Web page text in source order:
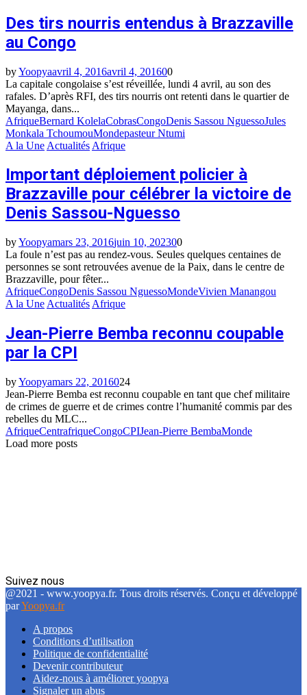
Des tirs nourris entendus à Brazzaville
au Congo
byYoopyaavril 4, 2016avril 4, 201600
La capitale congolaise s’est réveillée, lundi 4 avril, au son des
rafales. D’après RFI, des tirs nourris ont retenti dans le quartier de
Mayanga, dans...
AfriqueBernard KolelaCobrasCongoDenis Sassou NguessoJules
Monkala TchoumouMondepasteur Ntumi
A la Une Actualités Afrique
Important déploiement policier à
Brazzaville pour célébrer la victoire de
Denis Sassou-Nguesso
byYoopyamars 23, 2016juin 10, 202300
La foule n’est pas au rendez-vous. Seules quelques centaines de
personnes se sont retrouvées avenue de la Paix, dans le centre de
Brazzaville, pour fêter...
AfriqueCongoDenis Sassou NguessoMondeVivien Manangou
A la Une Actualités Afrique
Jean-Pierre Bemba reconnu coupable
par la CPI
byYoopyamars 22, 2016024
Jean-Pierre Bemba est reconnu coupable en tant que chef militaire
de crimes de guerre et de crimes contre l’humanité commis par des
rebelles du MLC...
AfriqueCentrafriqueCongoCPIJean-Pierre BembaMonde
Load more posts
Suivez nous
Facebook
Twitter
Linkedin
@2021 - www.yoopya.fr. Tous droits réservés. Conçu et développé
parYoopya.fr
A propos
Conditions d’utilisation
Politique de confidentialité
Devenir contributeur
Aidez-nous à améliorer yoopya
Signaler un abus